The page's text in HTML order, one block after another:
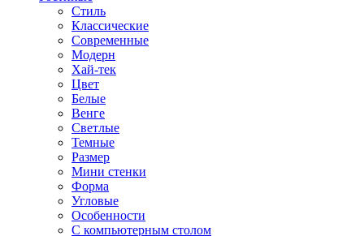
Стиль
Классические
Современные
Модерн
Хай-тек
Цвет
Белые
Венге
Светлые
Темные
Размер
Мини стенки
Форма
Угловые
Особенности
С компьютерным столом